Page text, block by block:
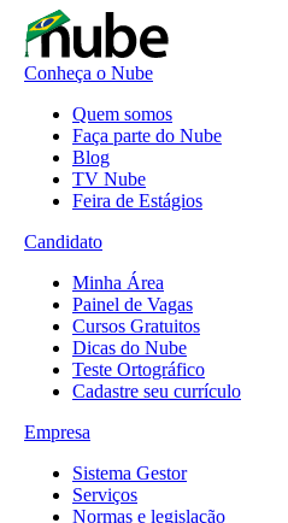
Conheça o Nube
Quem somos
Faça parte do Nube
Blog
TV Nube
Feira de Estágios
Candidato
Minha Área
Painel de Vagas
Cursos Gratuitos
Dicas do Nube
Teste Ortográfico
Cadastre seu currículo
Empresa
Sistema Gestor
Serviços
Normas e legislação